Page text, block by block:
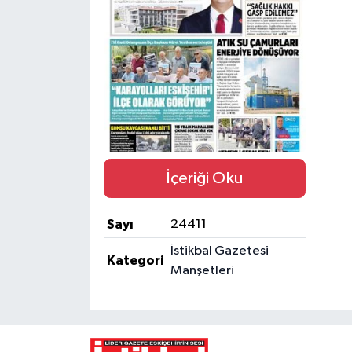
İçeriği Oku
Sayı 24411
Kategori
İstikbal Gazetesi
Manşetleri
Resmi ilanlar